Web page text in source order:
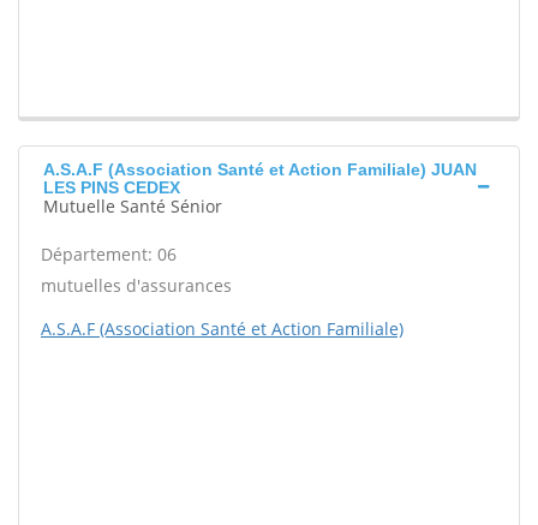
A.S.A.F (Association Santé et Action Familiale) JUAN
LES PINS CEDEX
Mutuelle Santé Sénior
Département: 06
mutuelles d'assurances
A.S.A.F (Association Santé et Action Familiale)